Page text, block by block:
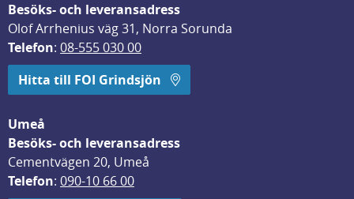
Besöks- och leveransadress
Olof Arrhenius väg 31, Norra Sorunda
Telefon: 08-555 030 00
Hitta till FOI Grindsjön
Umeå
Besöks- och leveransadress
Cementvägen 20, Umeå
Telefon: 090-10 66 00